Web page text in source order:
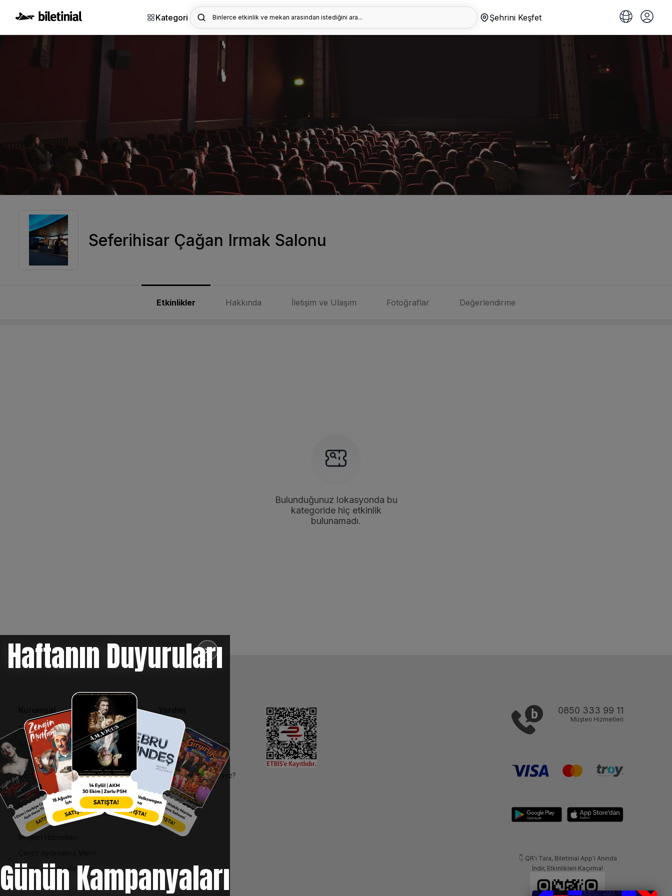
Kategori Binlerce etkinlik ve mekan arasından istediğini ara... Şehrini Keşfet
Seferihisar Çağan Irmak Salonu
Etkinlikler Hakkında İletişim ve Ulaşım Fotoğraflar Değerlendirme
Bulunduğunuz lokasyonda bu
kategoride hiç etkinlik
bulunamadı.
✕
Haftanın Duyuruları
Günün Kampanyaları
Kurumsal
Bilgi Toplumu Hizmetleri
BiPuan Kurallar & Koşullar
Kişisel Verilerin Korunması
Sözleşme ve Politikalar
Entegre Yönetim Sistemi Politikası
Kurumsal Kimlik
Hakkımızda
Müşteri Hizmetleri
Online Ödeme Koşulları
İletişim
İptal, İade ve Değişim
Nasıl Bilet Alınır
Biletinizi Mi Kaybettiniz?
0850 333 99 11
Müşteri Hizmetleri
👇 QR'ı Tara, Biletinial App'i Anında
İndir, Etkinlikleri Kaçırma!